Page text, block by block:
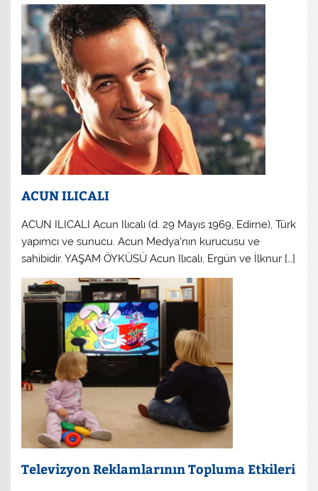
ACUN ILICALI
ACUN ILICALI Acun Ilıcalı (d. 29 Mayıs 1969, Edirne), Türk
yapımcı ve sunucu. Acun Medya’nın kurucusu ve
sahibidir. YAŞAM ÖYKÜSÜ Acun Ilıcalı, Ergün ve İlknur […]
Televizyon Reklamlarının Topluma Etkileri